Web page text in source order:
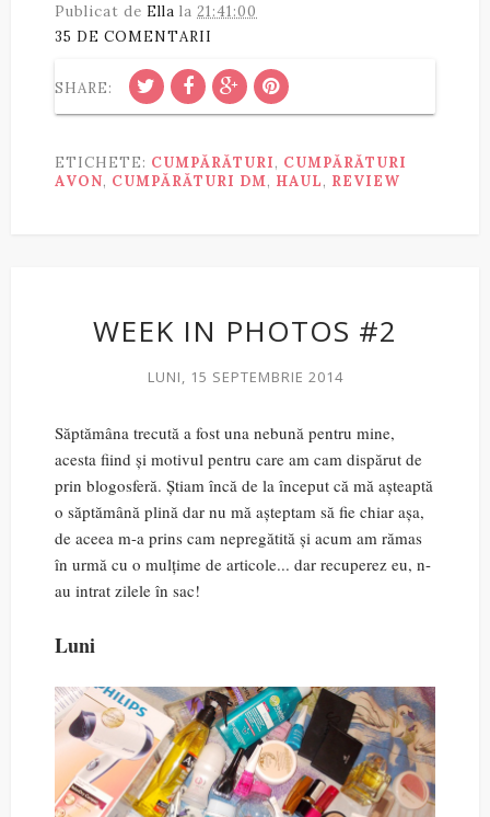
Publicat de Ella la 21:41:00
35 DE COMENTARII
SHARE:
ETICHETE: CUMPĂRĂTURI, CUMPĂRĂTURI
AVON, CUMPĂRĂTURI DM, HAUL, REVIEW
WEEK IN PHOTOS #2
LUNI, 15 SEPTEMBRIE 2014
Săptămâna trecută a fost una nebună pentru mine,
acesta fiind și motivul pentru care am cam dispărut de
prin blogosferă. Știam încă de la început că mă așteaptă
o săptămână plină dar nu mă așteptam să fie chiar așa,
de aceea m-a prins cam nepregătită și acum am rămas
în urmă cu o mulțime de articole... dar recuperez eu, n-
au intrat zilele în sac!
Luni